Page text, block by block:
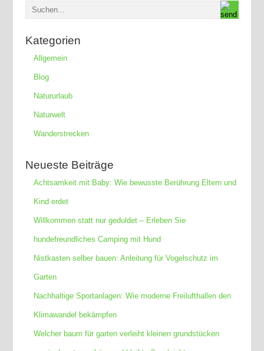
Kategorien
Allgemein
Blog
Natururlaub
Naturwelt
Wanderstrecken
Neueste Beiträge
Achtsamkeit mit Baby: Wie bewusste Berührung Eltern und
Kind erdet
Willkommen statt nur geduldet – Erleben Sie
hundefreundliches Camping mit Hund
Nistkasten selber bauen: Anleitung für Vogelschutz im
Garten
Nachhaltige Sportanlagen: Wie moderne Freilufthallen den
Klimawandel bekämpfen
Welcher baum für garten verleiht kleinen grundstücken